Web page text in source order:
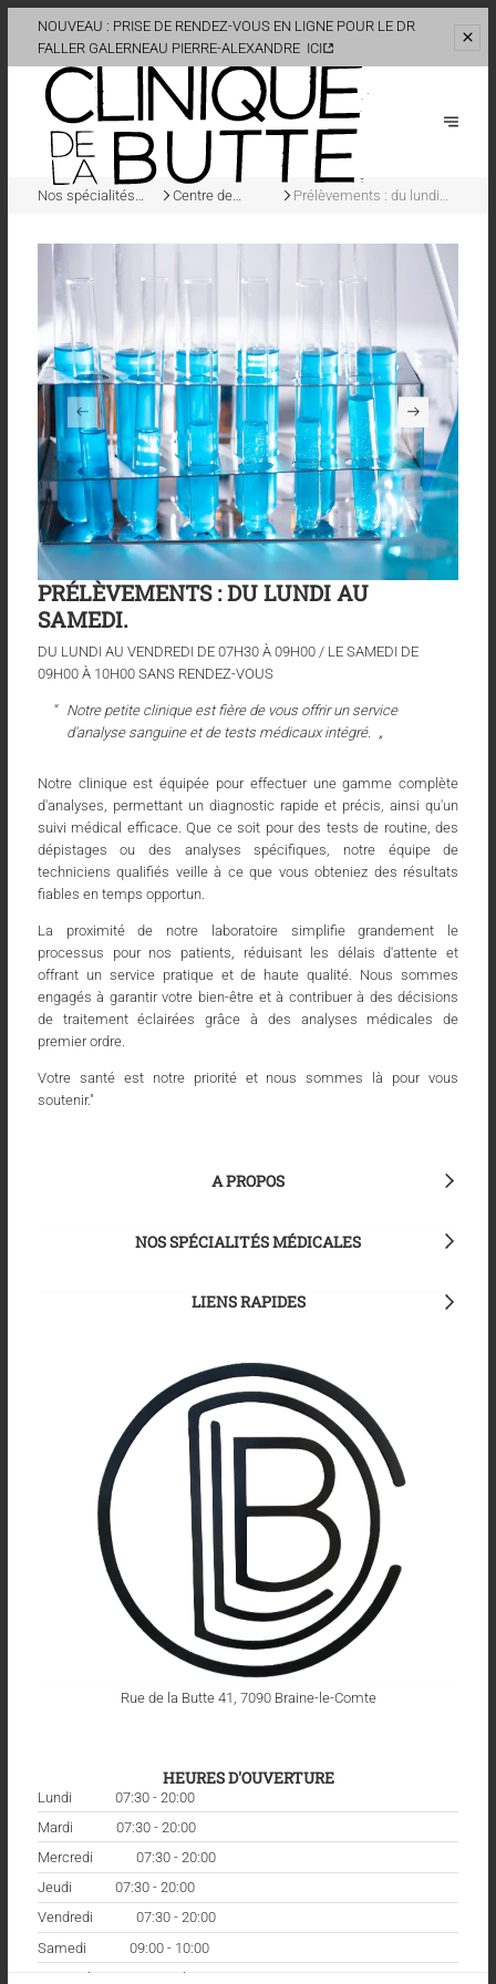
NOUVEAU : PRISE DE RENDEZ-VOUS EN LIGNE POUR LE DR
FALLER GALERNEAU PIERRE-ALEXANDRE ICI
Nos spécialités
Centre de
Prélèvements : du lundi
PRÉLÈVEMENTS : DU LUNDI AU
SAMEDI.
DU LUNDI AU VENDREDI DE 07H30 À 09H00 / LE SAMEDI DE
09H00 À 10H00 SANS RENDEZ-VOUS
Notre petite clinique est fière de vous offrir un service
d'analyse sanguine et de tests médicaux intégré.
Notre clinique est équipée pour effectuer une gamme complète
d'analyses, permettant un diagnostic rapide et précis, ainsi qu'un
suivi médical efficace. Que ce soit pour des tests de routine, des
dépistages ou des analyses spécifiques, notre équipe de
techniciens qualifiés veille à ce que vous obteniez des résultats
fiables en temps opportun.
La proximité de notre laboratoire simplifie grandement le
processus pour nos patients, réduisant les délais d'attente et
offrant un service pratique et de haute qualité. Nous sommes
engagés à garantir votre bien-être et à contribuer à des décisions
de traitement éclairées grâce à des analyses médicales de
premier ordre.
Votre santé est notre priorité et nous sommes là pour vous
soutenir."
A PROPOS
NOS SPÉCIALITÉS MÉDICALES
LIENS RAPIDES
Rue de la Butte 41, 7090 Braine-le-Comte
HEURES D'OUVERTURE
Lundi
07:30 - 20:00
Mardi
07:30 - 20:00
Mercredi
07:30 - 20:00
Jeudi
07:30 - 20:00
Vendredi
07:30 - 20:00
Samedi
09:00 - 10:00
Dimanche
Fermé